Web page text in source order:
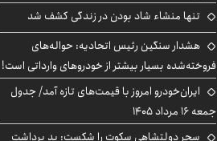
تنها منشاء شاد بودن در زندگی کشف شد
هشدار سنگین رئیس اتحادیه: حواله‌های
فروخته‌شده بسیار بیشتر از خودروهای وارداتی است!
ایران‌خودرو امروز با قیمت‌های تازه آمد/ جدول
جمعه ۱۶ مرداد ۱۴۰۵
سحر دولتشاهی سکوت را شکست: بد برداشت